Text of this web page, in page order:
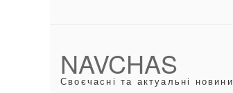
NAVCHAS
Своєчасні та актуальні новини